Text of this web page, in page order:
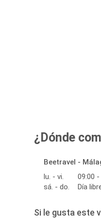
¿Dónde
Beetravel -
lu. - vi.
09:00 -
sá. - do.
Día
Si le gusta este